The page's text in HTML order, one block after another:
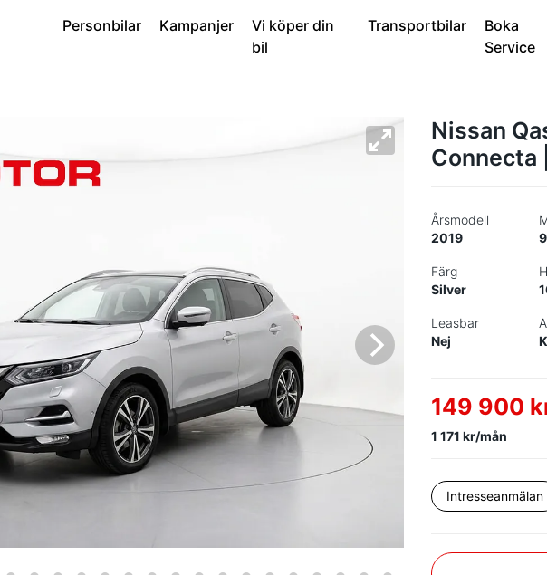
Personbilar Kampanjer
Vi köper din
bil
Transportbilar
Boka
Service
Nissan
Connecta
Årsmodell
2019
Färg
Silver
Leasbar
Nej
149 900
1 171 kr/mån
Intresseanmälan